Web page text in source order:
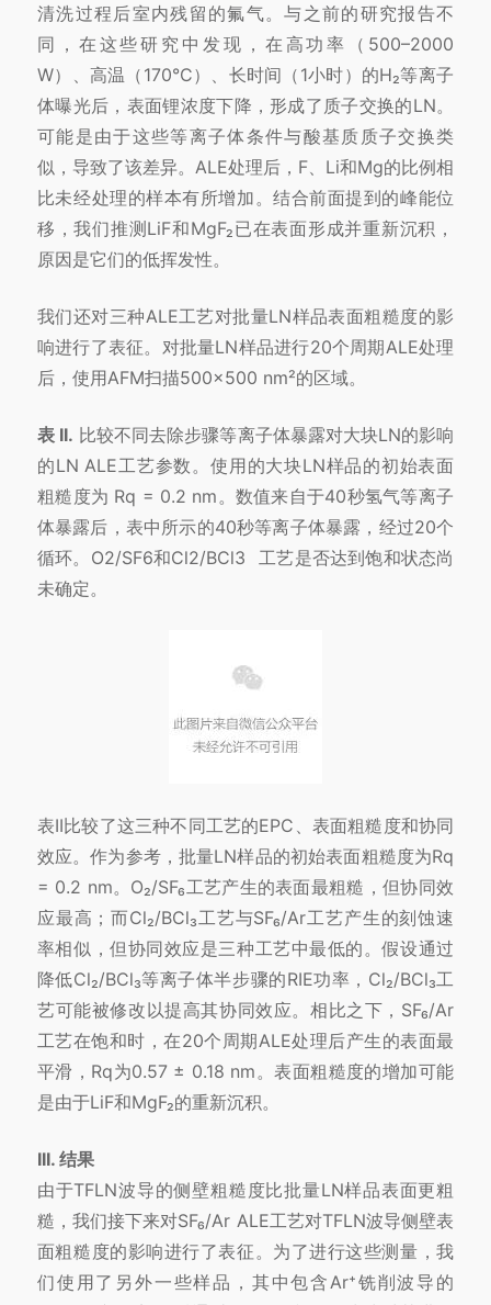
清洗过程后室内残留的氟气。与之前的研究报告不
同，在这些研究中发现，在高功率（500–2000
W）、高温（170°C）、长时间（1小时）的H₂等离子
体曝光后，表面锂浓度下降，形成了质子交换的LN。
可能是由于这些等离子体条件与酸基质质子交换类
似，导致了该差异。ALE处理后，F、Li和Mg的比例相
比未经处理的样本有所增加。结合前面提到的峰能位
移，我们推测LiF和MgF₂已在表面形成并重新沉积，
原因是它们的低挥发性。
我们还对三种ALE工艺对批量LN样品表面粗糙度的影
响进行了表征。对批量LN样品进行20个周期ALE处理
后，使用AFM扫描500×500 nm²的区域。
表 II. 比较不同去除步骤等离子体暴露对大块LN的影响
的LN ALE工艺参数。使用的大块LN样品的初始表面
粗糙度为 Rq = 0.2 nm。数值来自于40秒氢气等离子
体暴露后，表中所示的40秒等离子体暴露，经过20个
循环。O2/SF6和Cl2/BCl3
工艺是否达到饱和状态尚
未确定。
表II比较了这三种不同工艺的EPC、表面粗糙度和协同
效应。作为参考，批量LN样品的初始表面粗糙度为Rq
= 0.2 nm。O₂/SF₆工艺产生的表面最粗糙，但协同效
应最高；而Cl₂/BCl₃工艺与SF₆/Ar工艺产生的刻蚀速
率相似，但协同效应是三种工艺中最低的。假设通过
降低Cl₂/BCl₃等离子体半步骤的RIE功率，Cl₂/BCl₃工
艺可能被修改以提高其协同效应。相比之下，SF₆/Ar
工艺在饱和时，在20个周期ALE处理后产生的表面最
平滑，Rq为0.57 ± 0.18 nm。表面粗糙度的增加可能
是由于LiF和MgF₂的重新沉积。
III. 结果
由于TFLN波导的侧壁粗糙度比批量LN样品表面更粗
糙，我们接下来对SF₆/Ar ALE工艺对TFLN波导侧壁表
面粗糙度的影响进行了表征。为了进行这些测量，我
们使用了另外一些样品，其中包含Ar⁺铣削波导的